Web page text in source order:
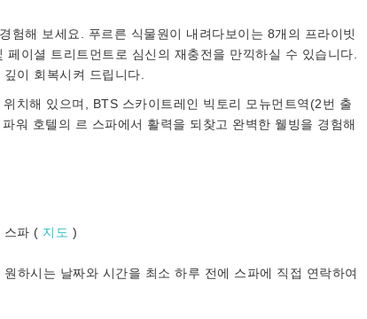
험해 보세요. 푸르른 ​​식물원이 내려다보이는 8개의 프라이빗
이셜 트리트먼트로 심신의 재충전을 만끽하실 수 있습니다.
이 회복시켜 드립니다.
치해 있으며, BTS 스카이트레인 빅토리 모뉴먼트역(2번 출
워 호텔의 르 스파에서 활력을 되찾고 완벽한 웰빙을 경험해
스파 ( 지도 )
하시는 날짜와 시간을 최소 하루 전에 스파에 직접 연락하여